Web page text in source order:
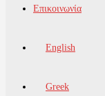
Επικοινωνία
English
Greek